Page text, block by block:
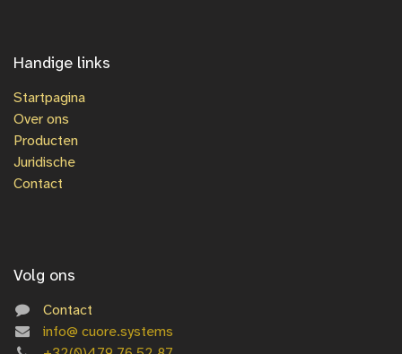
Handige links
Startpagina
Over ons
Producten
Juridische
Contact
Volg ons
Contact
info@ cuore.systems